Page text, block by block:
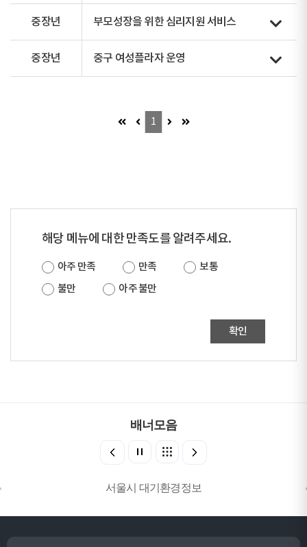
중장년 부모성장을 위한 심리지원 서비스
중장년 중구 여성플라자 운영
첫 페이지 (이동불가)
이전 페이지 (이동불가)
1 다음 페이지 (이동불가)
마지막 페이지 (이동불가)
해당 메뉴에 대한 만족도를 알려주세요.
아주 만족 만족
보통
불만
아주 불만
확인
배너모음
서울시 대기환경정보